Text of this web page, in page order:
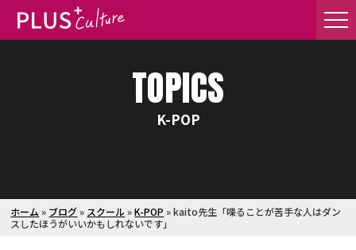
TOPICS
K-POP
ホーム » ブログ» スクール »K-POP »kaito先生「喋ることが苦手な人はダン
スしたほうがいいかもしれないです」